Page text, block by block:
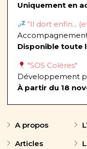
Uniquement en
“Il dort enfin...
Disponible toute
"SOS Colères"
Développement
À partir du 18
A propos
Articles